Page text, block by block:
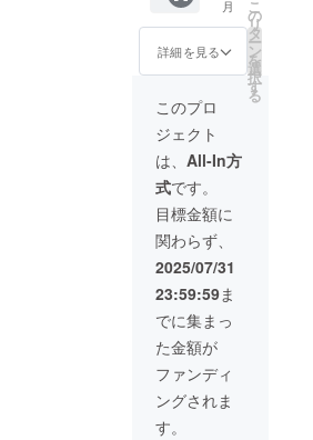
をクレ
に記載
・掲載
方法：
動画の
最後に
流れる
フクレ
ジット
と概要
欄に活
動が続
く限り
掲載、
名前の
み ☆み
みゆが
ワンフ
レーズ
(サビだ
流れる
スタッ
フクレ
欄に活
く限り
掲載、
名前の
み ※何
枠でも
可
よ！」
「お誕
生日お
など
☆MVに
掲載す
るお名
前をお
書きく
ださい
ー曲調
のリク
エスト
も受け
付けま
す！ー
例）
かっこ
よく、
可愛
く、ノ
ます】
☆みみ
ゆに
歌って
欲しい
内容
例：
「〇〇
さん！
お仕事
頑張っ
て！」
「朝だ
よ！起
き
て！」
「大好
きだ
よ！」
「お誕
生日お
めでと
う！」
月
詳細を見る
こ
の
リ
タ
ー
ン
を
選
択
す
る
このプロ
ジェクト
は、 All-In方
式です。
目標金額に
関わらず、
2025/07/31
23:59:59ま
でに集まっ
た金額が
ファンディ
ングされま
す。